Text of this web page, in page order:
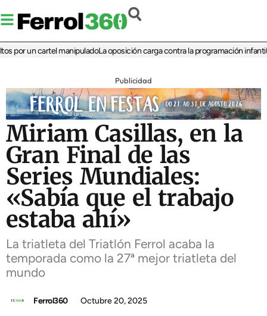
un cartel manipuladoLa oposición carga contra la programación infantil de
Publicidad
Miriam Casillas, en la
Gran Final de las
Series Mundiales:
«Sabía que el trabajo
estaba ahí»
La triatleta del Triatlón Ferrol acaba la
temporada como la 27ª mejor triatleta del
mundo
Ferrol360 Octubre 20, 2025